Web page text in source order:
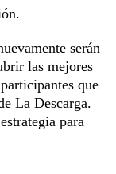
serán
las mejores
que
La Descarga.
para